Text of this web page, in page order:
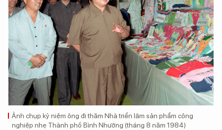
Ảnh chụp kỷ niệm ông đi thăm Nhà triển lãm sản phẩm công
nghiệp nhẹ Thành phố Bình Nhưỡng (tháng 8 năm 1984)